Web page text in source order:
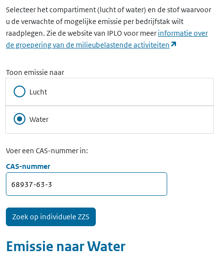
Selecteer het compartiment (lucht of water) en de stof waarvoor
u de verwachte of mogelijke emissie per bedrijfstak wilt
raadplegen. Zie de website van IPLO voor meer informatie over
de groepering van de milieubelastende activiteiten
Toon emissie naar
Lucht
Water
Voer een CAS-nummer in:
CAS-nummer
Emissie naarWater